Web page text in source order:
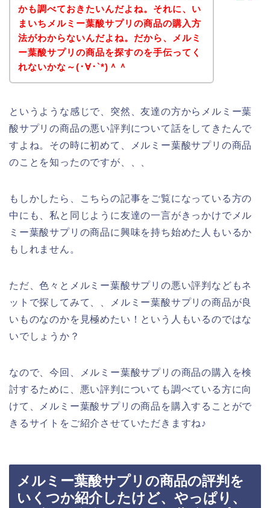
かも調べておきたいんだよね。それに、い
まいちメルミー葉酸サプリの商品の購入方
法がわからないんだよね。だから、メルミ
ー葉酸サプリの商品を探すのを手伝ってく
れないかな～(･∀･`*)＾＾
というような感じで、突然、友達の方からメルミー葉
酸サプリの商品の悪い評判について話をしてきたんで
すよね。その時に初めて、メルミー葉酸サプリの商品
のことを知ったのですが、、、
もしかしたら、こちらの記事をご覧になっている方の
中にも、私と同じように友達の一言がきっかけでメル
ミー葉酸サプリの商品に興味を持ち始めた人もいるか
もしれません。
ただ、色々とメルミー葉酸サプリの悪い評判などもネ
ットで探してみて、、メルミー葉酸サプリの商品が良
いものなのかを見極めたい！という人もいるのではな
いでしょうか？
なので、今回、メルミー葉酸サプリの商品の購入を検
討するために、悪い評判についても調べている方に向
けて、メルミー葉酸サプリの商品を購入することがで
きるサイトをご紹介させていただきますね♪
メルミー葉酸サプリの商品の評判を
いくつか紹介したけど、やっぱり、